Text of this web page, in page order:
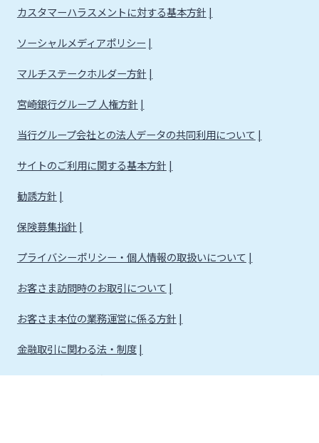
カスタマーハラスメントに対する基本方針
ソーシャルメディアポリシー
マルチステークホルダー方針
宮崎銀行グループ 人権方針
当行グループ会社との法人データの共同利用について
サイトのご利用に関する基本方針
勧誘方針
保険募集指針
プライバシーポリシー・個人情報の取扱いについて
お客さま訪問時のお取引について
お客さま本位の業務運営に係る方針
金融取引に関わる法・制度
金融取引に関わる方針